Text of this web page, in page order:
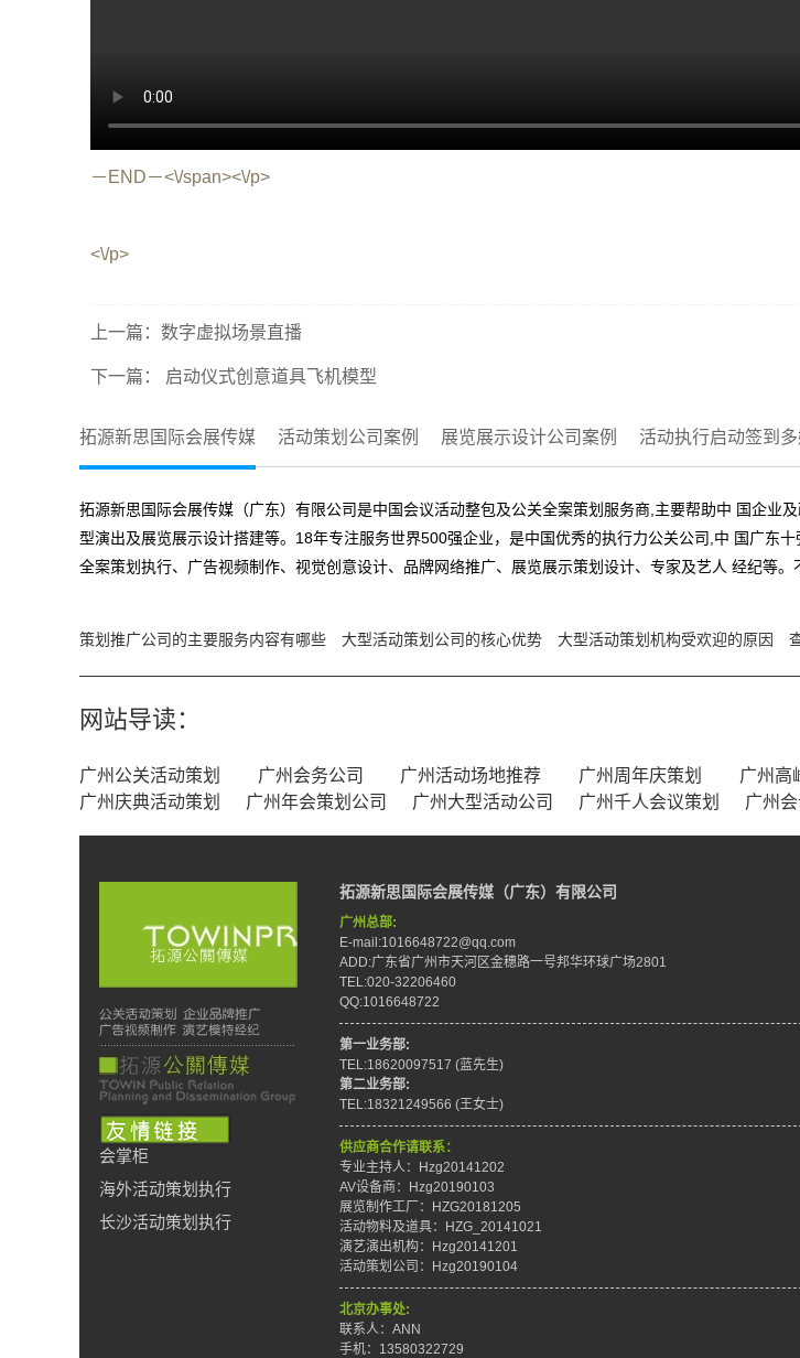
－END－<\/span><\/p>
<\/p>
上一篇： 数字虚拟场景直播
下一篇： 启动仪式创意道具飞机模型
拓源新思国际会展传媒 活动策划公司案例 展览展示设计公司案例 活动执行启动签到
拓源新思国际会展传媒（广东）有限公司是中国会议活动整包及公关全案策划服务商,主要帮助中 国企业
型演出及展览展示设计搭建等。18年专注服务世界500强企业，是中国优秀的执行力公关公司,中 国广东
全案策划执行、广告视频制作、视觉创意设计、品牌网络推广、展览展示策划设计、专家及艺人 经纪等
策划推广公司的主要服务内容有哪些 大型活动策划公司的核心优势 大型活动策划机构受欢迎的原因
网站导读：
广州公关活动策划 广州会务公司 广州活动场地推荐 广州周年庆策划 广州高
广州庆典活动策划
广州年会策划公司 广州大型活动公司 广州千人会议策划 广州
会掌柜
海外活动策划执行
长沙活动策划执行
拓源新思国际会展传媒（广东）有限公司
广州总部:
E-mail:1016648722@qq.com
ADD:广东省广州市天河区金穗路一号邦华环球广场2801
TEL:020-32206460
QQ:1016648722
第一业务部:
TEL:18620097517 (蓝先生)
第二业务部:
TEL:18321249566 (王女士)
供应商合作请联系：
专业主持人：Hzg20141202
AV设备商：Hzg20190103
展览制作工厂：HZG20181205
活动物料及道具：HZG_20141021
演艺演出机构：Hzg20141201
活动策划公司：Hzg20190104
北京办事处:
联系人：ANN
手机：13580322729